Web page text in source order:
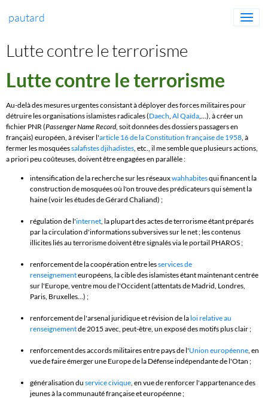
pautard
Lutte contre le terrorisme
Lutte contre le terrorisme
Au-delà des mesures urgentes consistant à déployer des forces militaires pour
détruire les organisations islamistes radicales (Daech, Al Qaïda,...), à créer un
fichier PNR (Passenger Name Record, soit données des dossiers passagers en
français) européen, à réviser l'article 16 de la Constitution française de 1958, à
fermer les mosquéessalafistes djihadistes, etc., il me semble que plusieurs actions,
a priori peu coûteuses, doivent être engagées en parallèle :
intensification de la recherche sur les réseauxwahhabitesqui financent la
construction de mosquées où l'on trouve des prédicateurs qui sèment la
haine (voir les études de Gérard Chaliand) ;
régulation de l'internet, la plupart des actes de terrorisme étant préparés
par la circulation d'informations subversives sur le net ; les contenus
illicites liés au terrorisme doivent être signalés via le portail PHAROS ;
renforcement de la coopération entre lesservices de
renseignementeuropéens, la cible des islamistes étant maintenant centrée
sur l'Europe, ventre mou de l'Occident (attentats de Madrid, Londres,
Paris, Bruxelles...) ;
renforcement de l'arsenal juridique et révision de la loi relative au
renseignementde 2015 avec, peut-être, un exposé des motifs plus clair ;
renforcement des accords militaires entre pays de l'Union européenne, en
vue de faire émerger une Europe de la Défense indépendante de l'Otan ;
généralisation du service civique, en vue de renforcer l'appartenance des
jeunes à la communauté française et européenne ;